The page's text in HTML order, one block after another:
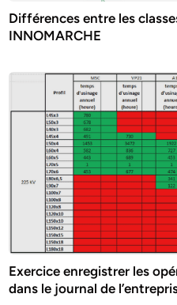
Différences entre les
INNOMARCHE
Exercice enregistrer les
dans le journal de